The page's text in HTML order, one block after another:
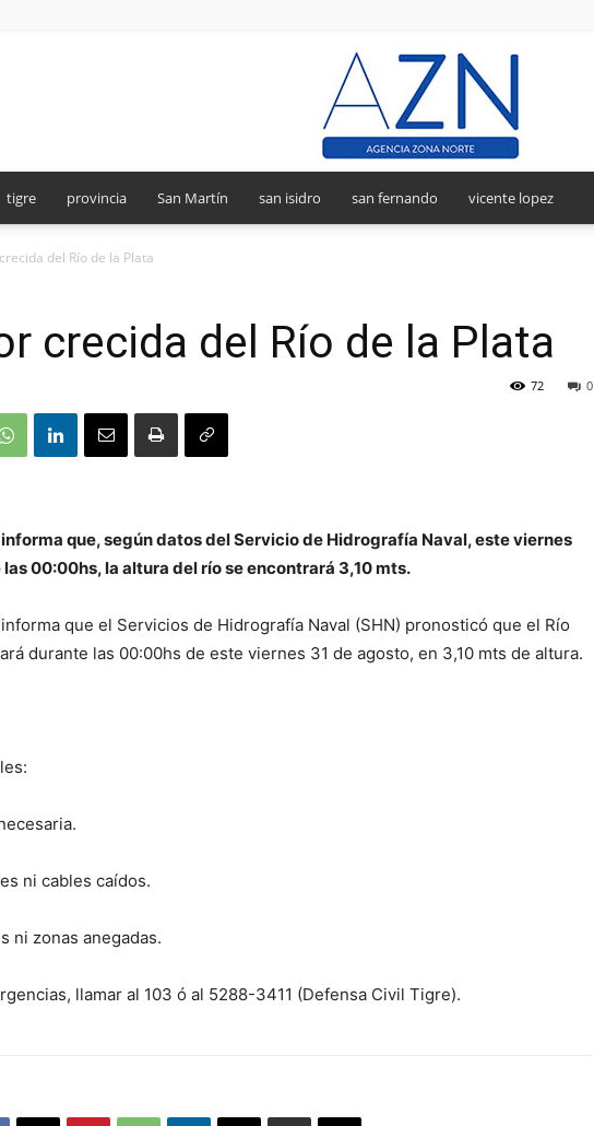
tigre provincia San Martín san isidro san fernando vicente lopez
del Río de la Plata
crecida del Río de la Plata
0
72
que, según datos del Servicio de Hidrografía Naval, este viernes
las 00:00hs, la altura del río se encontrará 3,10 mts.
que el Servicios de Hidrografía Naval (SHN) pronosticó que el Río
durante las 00:00hs de este viernes 31 de agosto, en 3,10 mts de altura.
ni cables caídos.
ni zonas anegadas.
llamar al 103 ó al 5288-3411 (Defensa Civil Tigre).